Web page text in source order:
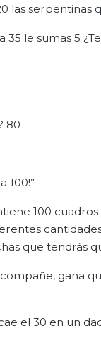
las serpentinas
35 le sumas 5
80
100!”
100
que tendrás
gana
el 30 en un